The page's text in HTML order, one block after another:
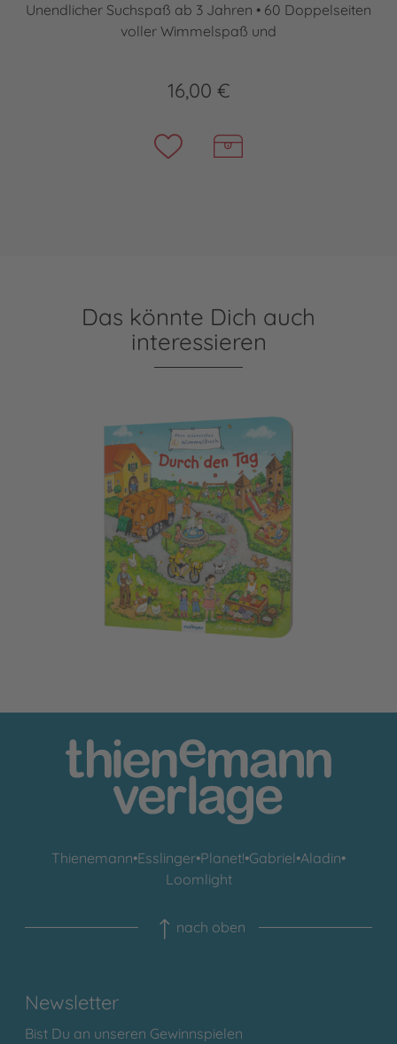
Unendlicher Suchspaß ab 3 Jahren • 60 Doppelseiten
voller Wimmelspaß und
16,00 €
Das könnte Dich auch
interessieren
Mein allererstes Wimmelbuch: Durch den Tag
Thienemann•Esslinger•Planet!•Gabriel•Aladin•
Loomlight
nach oben
Newsletter
Bist Du an unseren Gewinnspielen